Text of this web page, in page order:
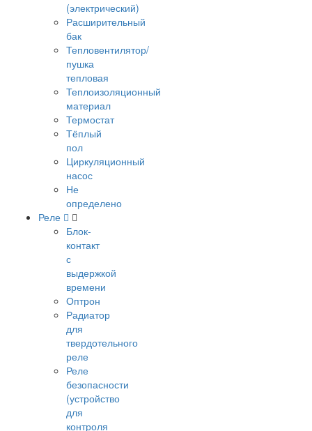
(электрический)
Расширительный
бак
Тепловентилятор/
пушка
тепловая
Теплоизоляционный
материал
Термостат
Тёплый
пол
Циркуляционный
насос
Не
определено
Реле
Блок-
контакт
с
выдержкой
времени
Оптрон
Радиатор
для
твердотельного
реле
Реле
безопасности
(устройство
для
контроля